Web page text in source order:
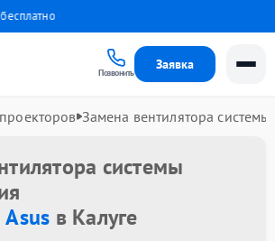
Позвонить
Заявка
Замена вентилятора
системы
Asus в Калуге